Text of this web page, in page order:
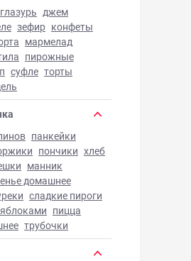
глазурь джем
зефир конфеты
мармелад
пирожные
суфле торты
панкейки
пончики хлеб
манник
домашнее
сладкие пироги
пицца
трубочки